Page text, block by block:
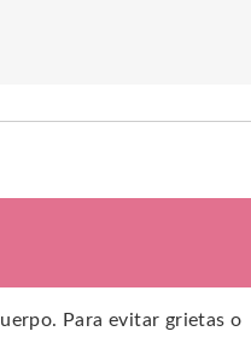
Para evitar grietas o